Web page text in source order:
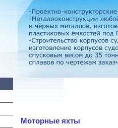
Моторные яхты